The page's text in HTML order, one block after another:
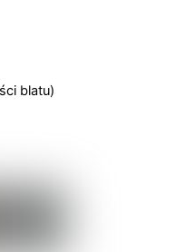
blatu)